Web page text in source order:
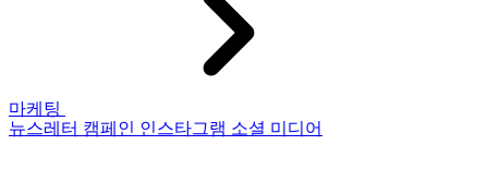
마케팅
뉴스레터 캠페인 인스타그램 소셜 미디어